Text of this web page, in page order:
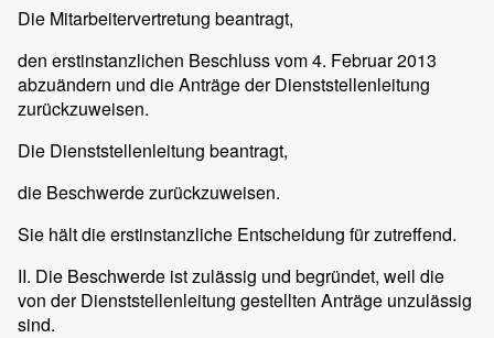
Die Mitarbeitervertretung beantragt,
den erstinstanzlichen Beschluss vom 4. Februar 2013
abzuändern und die Anträge der Dienststellenleitung
zurückzuweisen.
Die Dienststellenleitung beantragt,
die Beschwerde zurückzuweisen.
Sie hält die erstinstanzliche Entscheidung für zutreffend.
II. Die Beschwerde ist zulässig und begründet, weil die
von der Dienststellenleitung gestellten Anträge unzulässig
sind.